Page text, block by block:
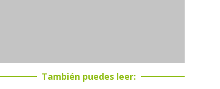
También puedes leer: